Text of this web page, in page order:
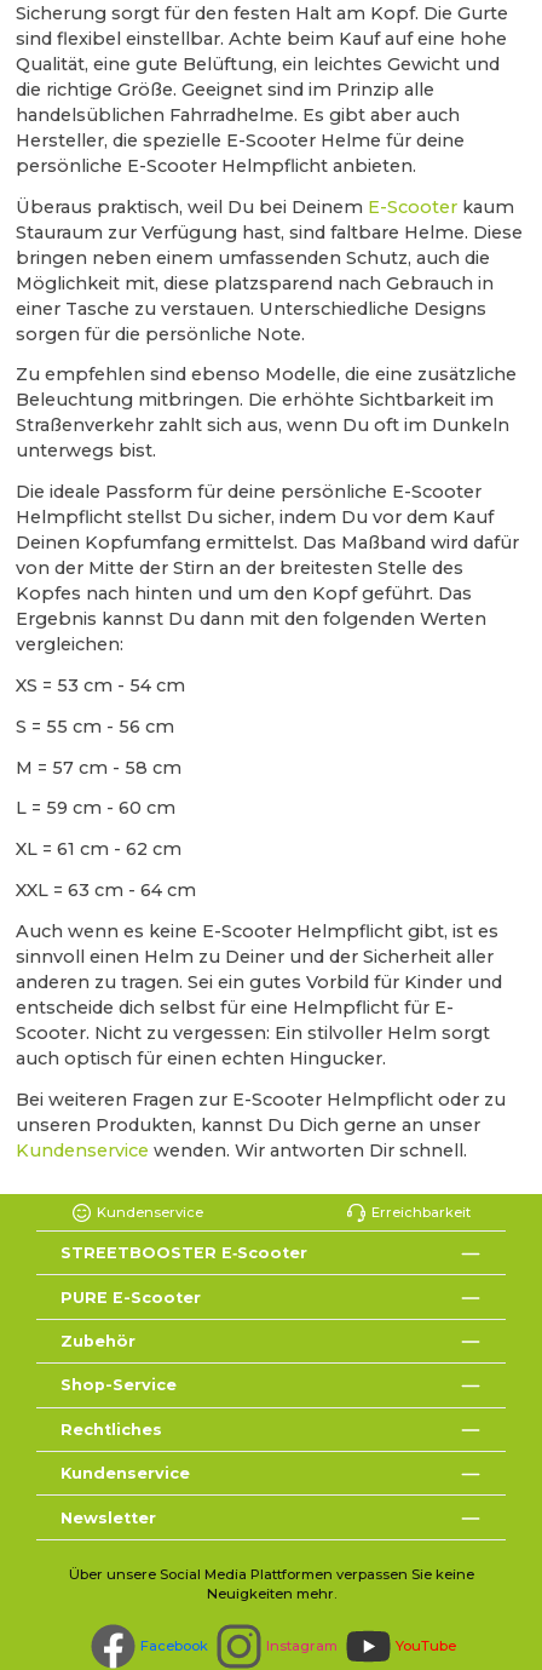
Sicherung sorgt für den festen Halt am Kopf. Die Gurte
sind flexibel einstellbar. Achte beim Kauf auf eine hohe
Qualität, eine gute Belüftung, ein leichtes Gewicht und
die richtige Größe. Geeignet sind im Prinzip alle
handelsüblichen Fahrradhelme. Es gibt aber auch
Hersteller, die spezielle E-Scooter Helme für deine
persönliche E-Scooter Helmpflicht anbieten.
Überaus praktisch, weil Du bei Deinem E-Scooterkaum
Stauraum zur Verfügung hast, sind faltbare Helme. Diese
bringen neben einem umfassenden Schutz, auch die
Möglichkeit mit, diese platzsparend nach Gebrauch in
einer Tasche zu verstauen. Unterschiedliche Designs
sorgen für die persönliche Note.
Zu empfehlen sind ebenso Modelle, die eine zusätzliche
Beleuchtung mitbringen. Die erhöhte Sichtbarkeit im
Straßenverkehr zahlt sich aus, wenn Du oft im Dunkeln
unterwegs bist.
Die ideale Passform für deine persönliche E-Scooter
Helmpflicht stellst Du sicher, indem Du vor dem Kauf
Deinen Kopfumfang ermittelst. Das Maßband wird dafür
von der Mitte der Stirn an der breitesten Stelle des
Kopfes nach hinten und um den Kopf geführt. Das
Ergebnis kannst Du dann mit den folgenden Werten
vergleichen:
XS = 53 cm - 54 cm
S = 55 cm - 56 cm
M = 57 cm - 58 cm
L = 59 cm - 60 cm
XL = 61 cm - 62 cm
XXL = 63 cm - 64 cm
Auch wenn es keine E-Scooter Helmpflicht gibt, ist es
sinnvoll einen Helm zu Deiner und der Sicherheit aller
anderen zu tragen. Sei ein gutes Vorbild für Kinder und
entscheide dich selbst für eine Helmpflicht für E-
Scooter. Nicht zu vergessen: Ein stilvoller Helm sorgt
auch optisch für einen echten Hingucker.
Bei weiteren Fragen zur E-Scooter Helmpflicht oder zu
unseren Produkten, kannst Du Dich gerne an unser
Kundenservice wenden. Wir antworten Dir schnell.
Kundenservice Erreichbarkeit
STREETBOOSTER E‑Scooter
PURE E-Scooter
Zubehör
Shop-Service
Rechtliches
Kundenservice
Newsletter
Über unsere Social Media Plattformen verpassen Sie keine
Neuigkeiten mehr.
Facebook Instagram YouTube